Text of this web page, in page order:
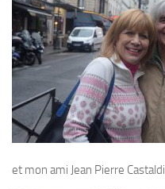
et mon ami Jean Pierre Castaldi